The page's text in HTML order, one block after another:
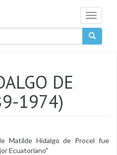
Toggle
DE
1974)
Matilde Hidalgo de Procel fue
Ecuatoriano"